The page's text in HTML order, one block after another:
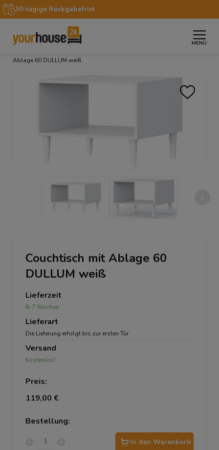
30-tägige Rückgabefrist
MENÜ
Startseite » Möbel
Couchtisch mit
Ablage 60 DULLUM weiß
Couchtisch mit Ablage 60
DULLUM weiß
Lieferzeit
6–7 Wochen
Lieferart
Die Lieferung erfolgt bis zur ersten Tür
Versand
Kostenlos!
Preis:
119,00 €
Bestellung:
In den Warenkorb